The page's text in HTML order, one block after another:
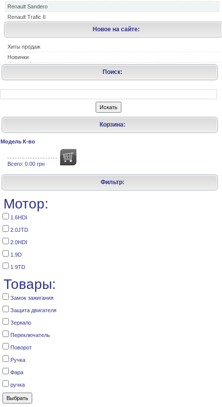
Renault Sandero
Renault Trafic II
Новое на сайте:
Хиты продаж
Новинки
Поиск:
Корзина:
Модель К-во
Всего: 0.00 грн
Фильтр:
Мотор:
1.6HDI
2.0JTD
2.0HDI
1.9D
1.9TD
Товары:
Замок зажигания
Защита двигателя
Зеркало
Переключатель
Поворот
Ручка
Фара
ручка